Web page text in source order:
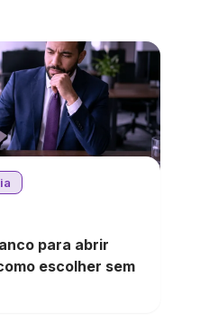
para abrir
escolher sem